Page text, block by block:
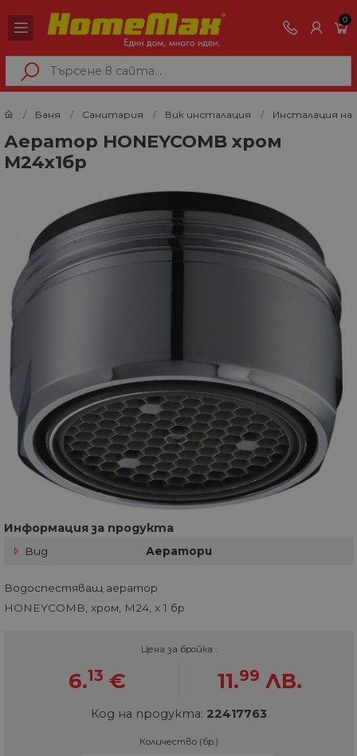
0
Баня Санитария Вик инсталация Инсталация на
Аератор HONEYCOMB хром
M24x1бр
Информация за продукта
Вид Аератори
Водоспестяващ аератор
HONEYCOMB, хром, M24, x 1 бр
Цена за бройка :
6.13 € 11.99 ЛВ.
Код на продукта: 22417763
Количество (бр.)